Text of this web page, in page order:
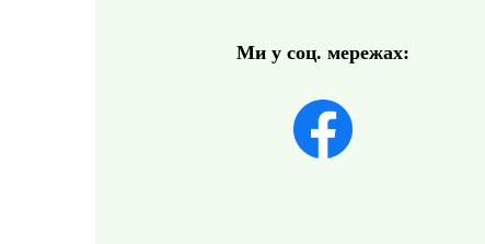
Ми у соц. мережах: